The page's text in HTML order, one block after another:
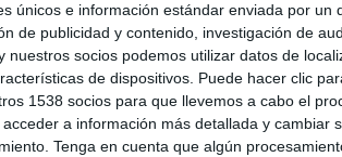
únicos e información estándar enviada por un
de publicidad y contenido, investigación de
nuestros socios podemos utilizar datos de
de dispositivos. Puede hacer clic
1538 socios para que llevemos a cabo el
a información más detallada y cambiar
Tenga en cuenta que algún
TOTAL
7
RIVALES
MÁXIMO
8
VS FC
Barcelona
Femenino
TOTAL
2